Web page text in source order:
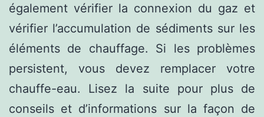
également vérifier la connexion du gaz et
vérifier l’accumulation de sédiments sur les
éléments de chauffage. Si les problèmes
persistent, vous devez remplacer votre
chauffe-eau. Lisez la suite pour plus de
conseils et d’informations sur la façon de